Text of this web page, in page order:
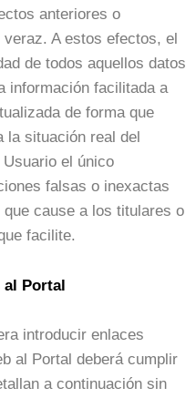
anteriores o
A estos efectos, el
de todos aquellos datos
información facilitada a
de forma que
la situación real del
el único
falsas o inexactas
cause a los titulares o
facilite.
al Portal
introducir enlaces
al Portal deberá cumplir
a continuación sin